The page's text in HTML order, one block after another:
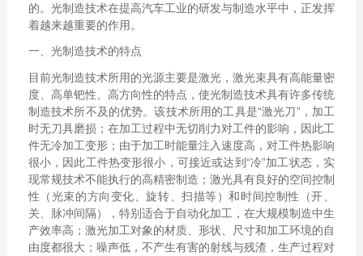
的。光制造技术在提高汽车工业的研发与制造水平中，正发挥
着越来越重要的作用。
一、光制造技术的特点
目前光制造技术所用的光源主要是激光，激光束具有高能量密
度、高单钯性、高方向性的特点，使光制造技术具有许多传统
制造技术所不及的优势。该技术所用的工具是“激光刀”，加工
时无刀具磨损；在加工过程中无切削力对工件的影响，因此工
件无冷加工变形；由于加工时能量注入速度高，对工件热影响
很小，因此工件热变形很小，可接近或达到“冷”加工状态，实
现常规技术不能执行的高精密制造；激光具有良好的空间控制
性（光束的方向变化、旋转、扫描等）和时间控制性（开、
关、脉冲间隔），特别适合于自动化加工，在大规模制造中生
产效率高；激光加工对象的材质、形状、尺寸和加工环境的自
由度都很大；噪声低，不产生有害的射线与残渣，生产过程对